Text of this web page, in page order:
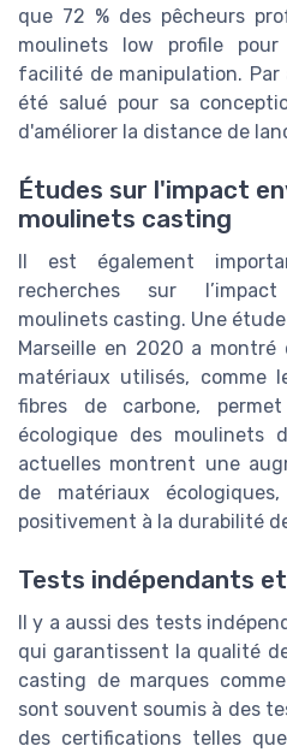
que 72 % des pêcheurs
moulinets low profile
facilité de manipulation. Par
été salué pour sa
d'améliorer la distance de
Études sur l'impact
moulinets casting
Il est également
recherches sur
moulinets casting. Une
Marseille en 2020 a montré
matériaux utilisés, comme
fibres de carbone,
écologique des moulinets
actuelles montrent une
de matériaux
positivement à la durabilité
Tests indépendants
Il y a aussi des tests
qui garantissent la qualité
casting de marques
sont souvent soumis à des
des certifications telles